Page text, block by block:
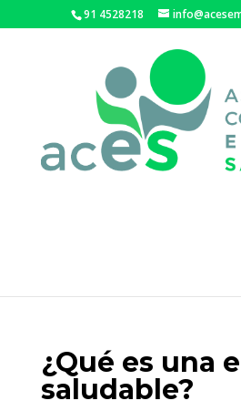
91 4528218
¿Qué es una
saludable?